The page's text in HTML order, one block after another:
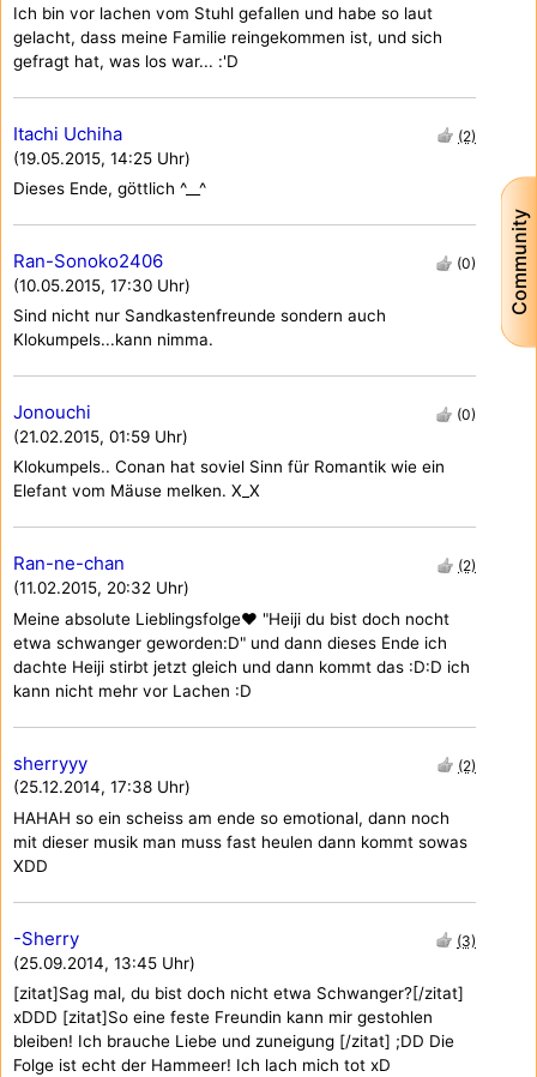
Community
Ich bin vor lachen vom Stuhl gefallen und habe so laut
gelacht, dass meine Familie reingekommen ist, und sich
gefragt hat, was los war... :'D
Itachi Uchiha
(19.05.2015, 14:25 Uhr)
(2)
Dieses Ende, göttlich ^__^
Ran-Sonoko2406
(10.05.2015, 17:30 Uhr)
(0)
Sind nicht nur Sandkastenfreunde sondern auch
Klokumpels...kann nimma.
Jonouchi
(21.02.2015, 01:59 Uhr)
(0)
Klokumpels.. Conan hat soviel Sinn für Romantik wie ein
Elefant vom Mäuse melken. X_X
Ran-ne-chan
(11.02.2015, 20:32 Uhr)
(2)
Meine absolute Lieblingsfolge♥ "Heiji du bist doch nocht
etwa schwanger geworden:D" und dann dieses Ende ich
dachte Heiji stirbt jetzt gleich und dann kommt das :D:D ich
kann nicht mehr vor Lachen :D
sherryyy
(25.12.2014, 17:38 Uhr)
(2)
HAHAH so ein scheiss am ende so emotional, dann noch
mit dieser musik man muss fast heulen dann kommt sowas
XDD
-Sherry
(25.09.2014, 13:45 Uhr)
(3)
[zitat]Sag mal, du bist doch nicht etwa Schwanger?[/zitat]
xDDD [zitat]So eine feste Freundin kann mir gestohlen
bleiben! Ich brauche Liebe und zuneigung [/zitat] ;DD Die
Folge ist echt der Hammeer! Ich lach mich tot xD